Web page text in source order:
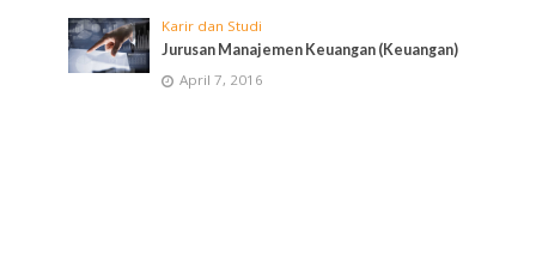
Karir dan Studi
Jurusan Manajemen Keuangan (Keuangan)
April 7, 2016